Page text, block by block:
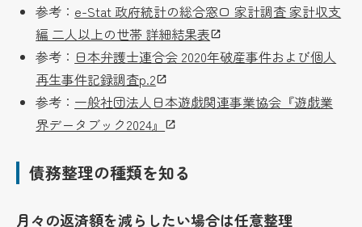
参考： e-Stat 政府統計の総合窓口 家計調査 家計収支
編 二人以上の世帯 詳細結果表
参考： 日本弁護士連合会 2020年破産事件および個人
再生事件記録調査p.2
参考： 一般社団法人日本遊戯関連事業協会『遊戯業
界データブック2024』
債務整理の種類を知る
月々の返済額を減らしたい場合は任意整理